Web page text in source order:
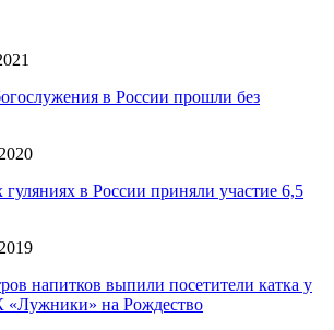
в России прошли без
в России приняли участие 6,5
напитков выпили посетители катка у
на Рождество